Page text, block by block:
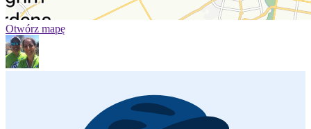
Otwórz mapę